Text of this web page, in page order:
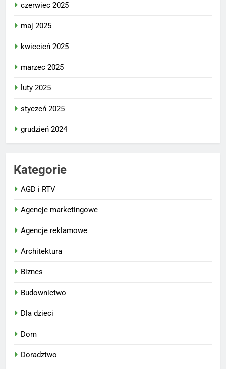
czerwiec 2025
maj 2025
kwiecień 2025
marzec 2025
luty 2025
styczeń 2025
grudzień 2024
Kategorie
AGD i RTV
Agencje marketingowe
Agencje reklamowe
Architektura
Biznes
Budownictwo
Dla dzieci
Dom
Doradztwo